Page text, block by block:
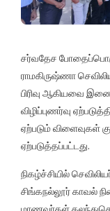
சர்வதேச
ராமகிருஷ்ணா
பிரிவு ஆகியவை
விழிப்புணர்வு
ஏற்படும் விளைவுகள்
ஏற்படுத்தப்பட்டது.
நிகழ்ச்சியில்
சிங்கநல்லூர் காவல்
மாணவர்கள்